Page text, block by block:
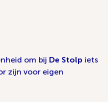
om bij De Stolp iets
zijn voor eigen